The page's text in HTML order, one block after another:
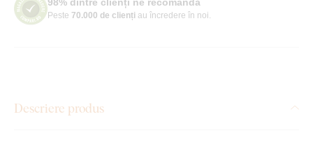
Peste 70.000 de clienți au încredere în noi.
Descriere produs